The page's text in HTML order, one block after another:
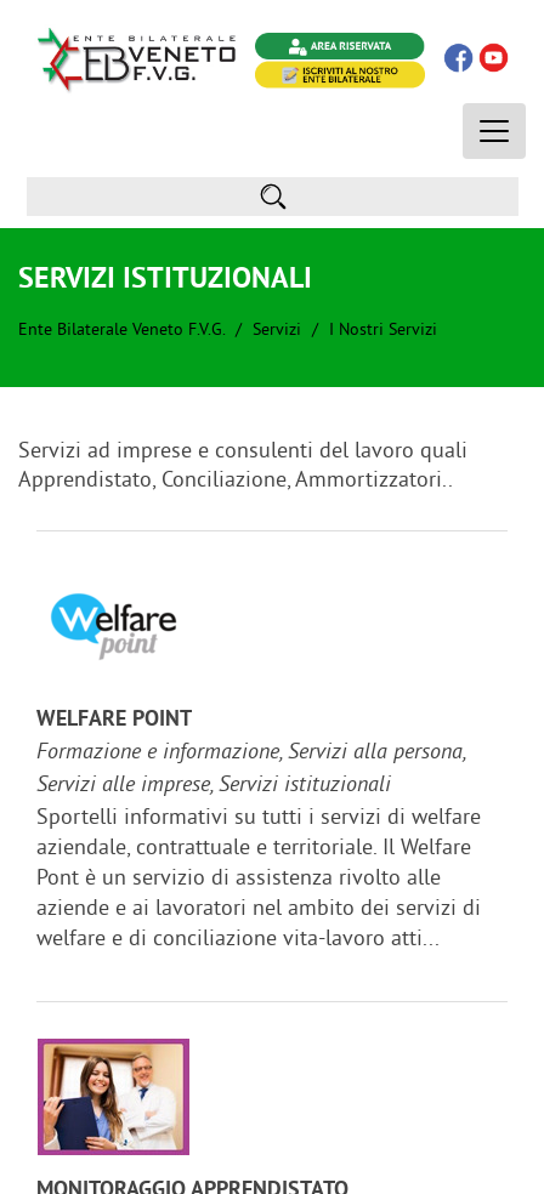
Toggle
SERVIZI ISTITUZIONALI
Ente Bilaterale Veneto F.V.G. Servizi I Nostri Servizi
Servizi ad imprese e consulenti del lavoro quali
Apprendistato, Conciliazione, Ammortizzatori..
WELFARE POINT
Formazione e informazione, Servizi alla persona,
Servizi alle imprese, Servizi istituzionali
Sportelli informativi su tutti i servizi di welfare
aziendale, contrattuale e territoriale. Il Welfare
Pont è un servizio di assistenza rivolto alle
aziende e ai lavoratori nel ambito dei servizi di
welfare e di conciliazione vita-lavoro atti...